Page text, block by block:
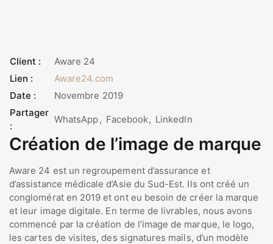
Client :
Aware 24
Lien :
Aware24.com
Date :
Novembre 2019
Partager
:
WhatsApp Facebook LinkedIn
Création de l’image de marque
Aware 24 est un regroupement d’assurance et
d’assistance médicale d’Asie du Sud-Est. Ils ont créé un
conglomérat en 2019 et ont eu besoin de créer la marque
et leur image digitale. En terme de livrables, nous avons
commencé par la création de l’image de marque, le logo,
les cartes de visites, des signatures mails, d’un modèle